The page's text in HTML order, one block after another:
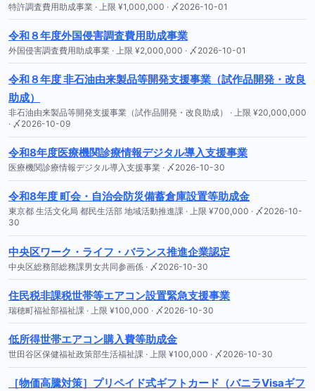
特許調査費用助成事業 · 上限 ¥1,000,000 · 〆2026-10-01
令和８年度外国侵害調査費用助成事業
外国侵害調査費用助成事業 · 上限 ¥2,000,000 · 〆2026-10-01
令和８年度 非石油由来製品等開発支援事業（試作品開発・改良
助成）
非石油由来製品等開発支援事業（試作品開発・改良助成） · 上限 ¥20,000,000
· 〆2026-10-09
令和8年度医療機関診療情報デジタル導入支援事業
医療機関診療情報デジタル導入支援事業 · 〆2026-10-30
令和8年度 町会・自治会防災備蓄倉庫設置等助成金
東京都 生活文化局 都民生活部 地域活動推進課 · 上限 ¥700,000 · 〆2026-10-
30
中央区ワーク・ライフ・バランス推進企業認定
中央区総務部総務課男女共同参画係 · 〆2026-10-30
住民税非課税世帯等エアコン設置緊急支援事業
瑞穂町福祉部福祉課 · 上限 ¥100,000 · 〆2026-10-30
低所得世帯エアコン購入費等助成金
世田谷区保健福祉政策部生活福祉課 · 上限 ¥100,000 · 〆2026-10-30
［物価高騰対策］プリペイド式ギフトカード（バニラVisaギフ